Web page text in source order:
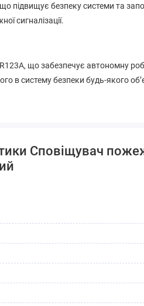
підвищує безпеку системи та
сигналізації.
що забезпечує автономну
в систему безпеки будь-якого
Сповіщувач